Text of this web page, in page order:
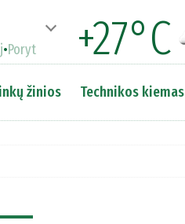
+27°C
•Poryt
žinios Technikos kiemas